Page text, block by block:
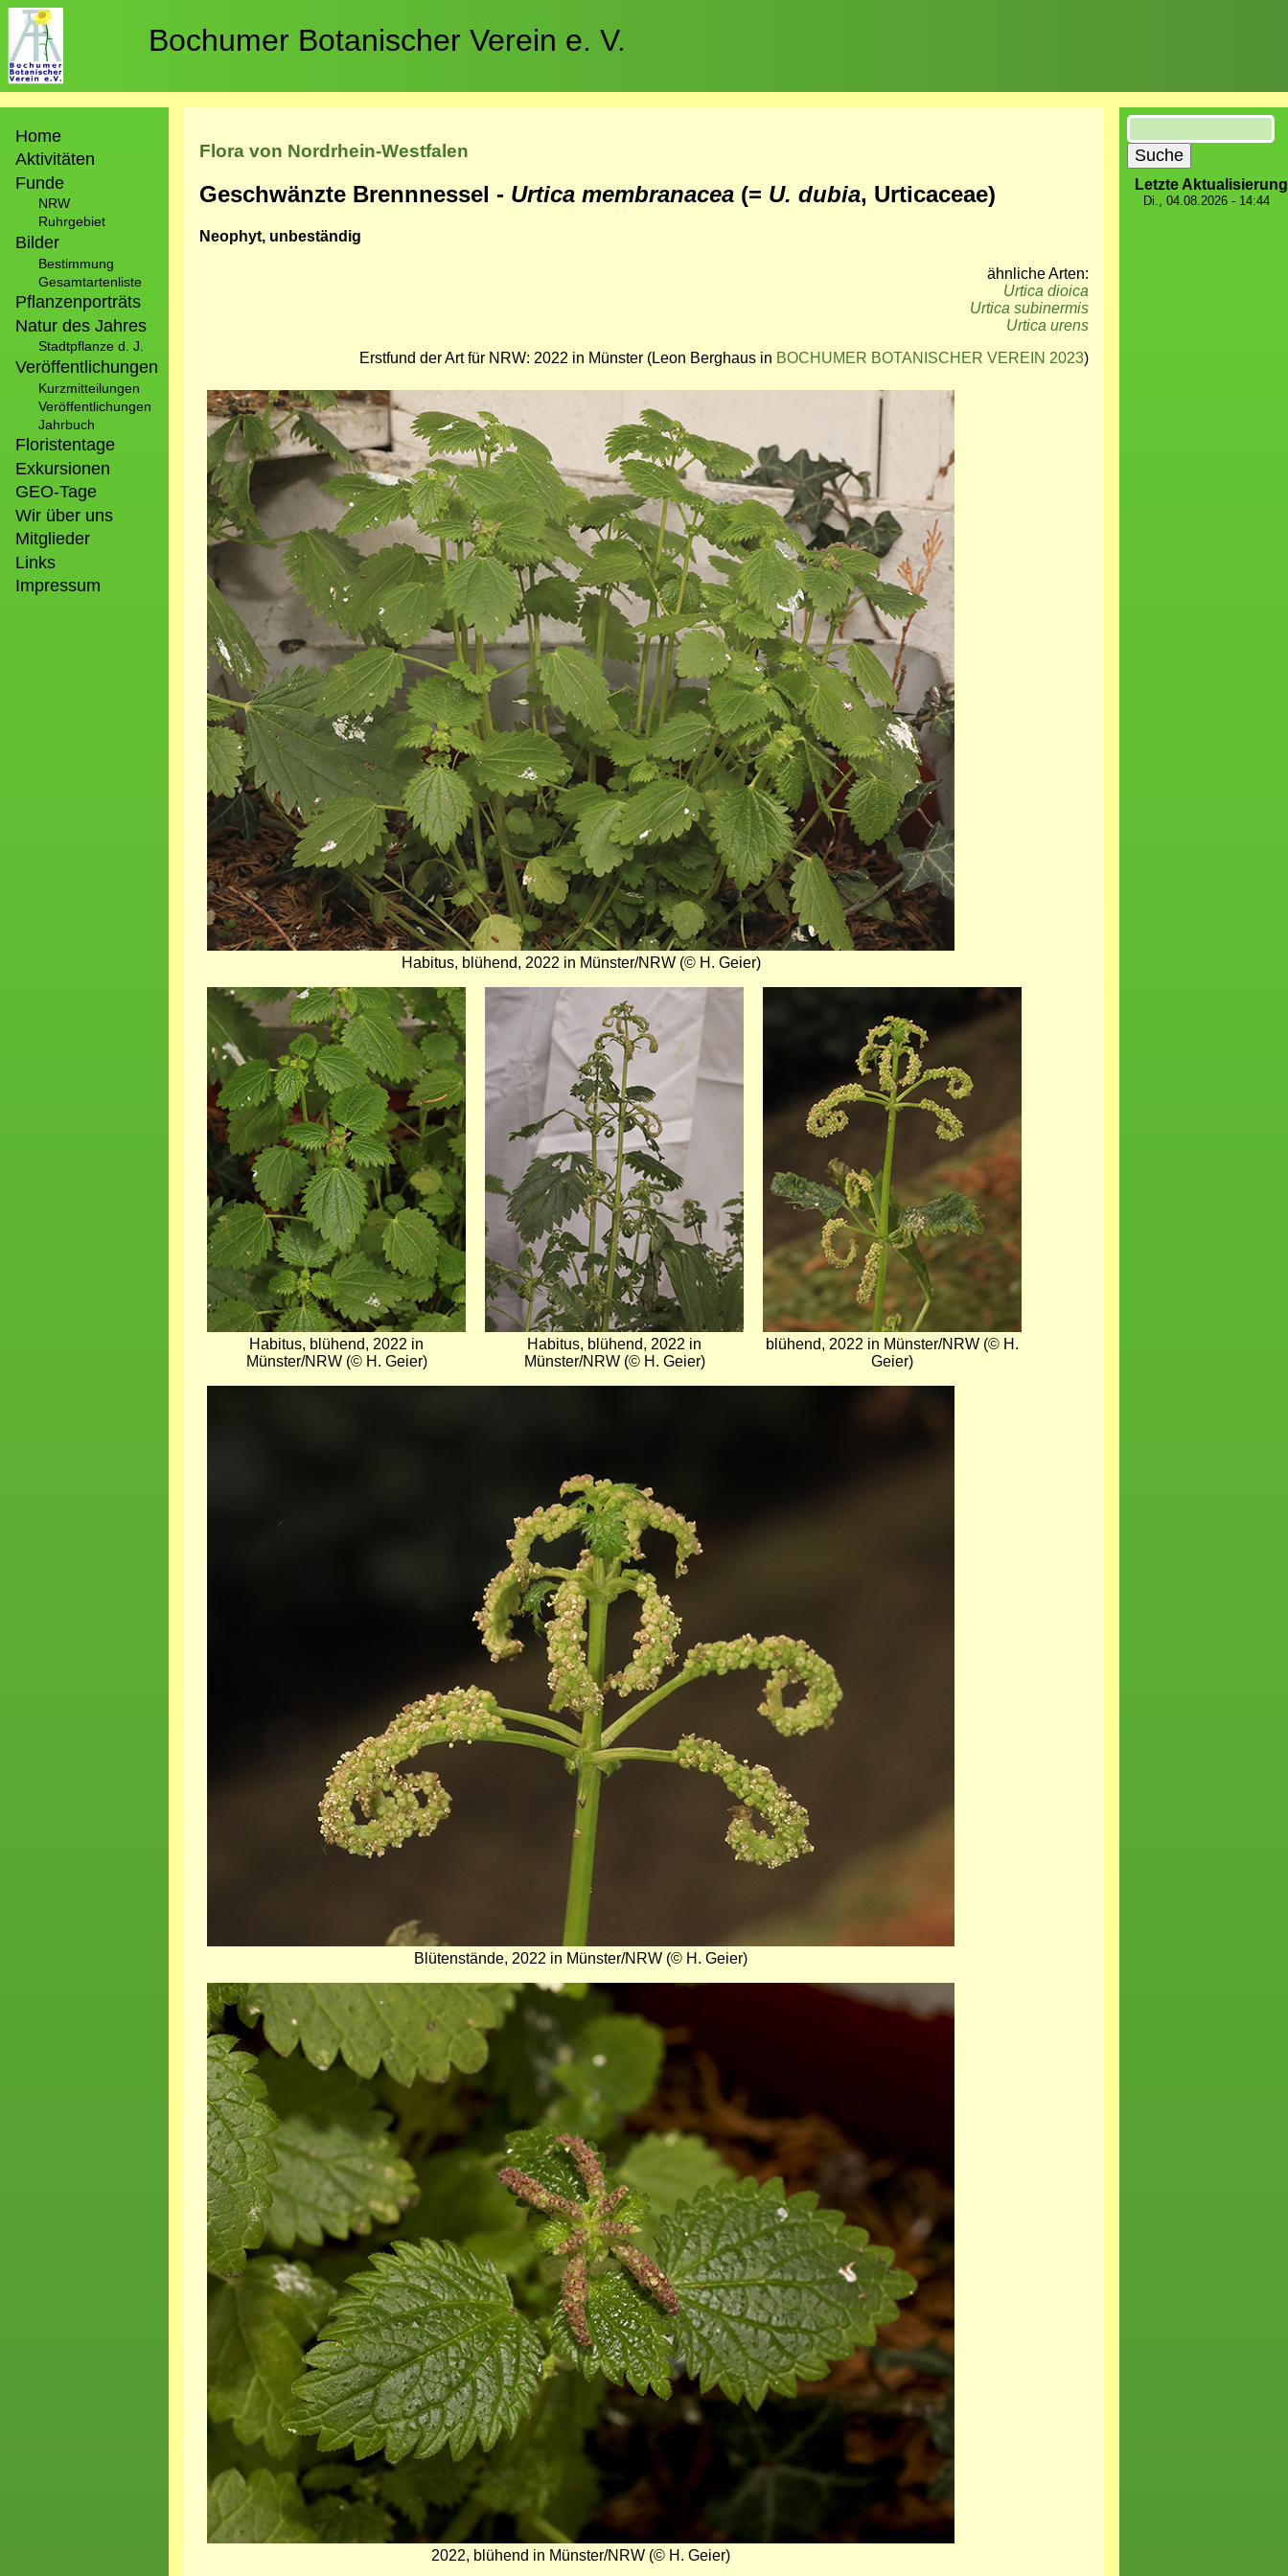
Direkt
zum
Inhalt
Bochumer Botanischer Verein e. V.
Home
Aktivitäten
Funde
NRW
Ruhrgebiet
Bilder
Bestimmung
Gesamtartenliste
Pflanzenporträts
Natur des Jahres
Stadtpflanze d. J.
Veröffentlichungen
Kurzmitteilungen
Veröffentlichungen
Jahrbuch
Floristentage
Exkursionen
GEO-Tage
Wir über uns
Mitglieder
Links
Impressum
Flora von Nordrhein-Westfalen
Geschwänzte Brennnessel - Urtica membranacea (= U. dubia, Urticaceae)
Neophyt, unbeständig
ähnliche Arten:
Urtica dioica
Urtica subinermis
Urtica urens
Erstfund der Art für NRW: 2022 in Münster (Leon Berghaus in BOCHUMER BOTANISCHER VEREIN 2023)
Bild
Habitus, blühend, 2022 in Münster/NRW (© H. Geier)
Bild
Habitus, blühend, 2022 in
Münster/NRW (© H. Geier)
Bild
Habitus, blühend, 2022 in
Münster/NRW (© H. Geier)
blühend, 2022 in Münster/NRW (© H.
Geier)
Blütenstände, 2022 in Münster/NRW (© H. Geier)
Bild
2022, blühend in Münster/NRW (© H. Geier)
Suche
Letzte Aktualisierung
Di., 04.08.2026 - 14:44